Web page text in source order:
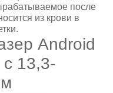
после
из крови в
Android
с 13,3-